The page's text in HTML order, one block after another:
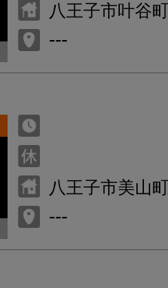
八王子市叶谷
---
八王子市美山
---